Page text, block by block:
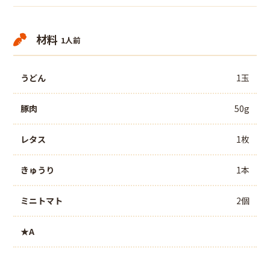
材料 1人前
うどん 1玉
豚肉 50g
レタス 1枚
きゅうり 1本
ミニトマト 2個
★A